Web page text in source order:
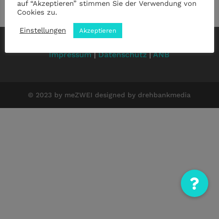
Impressum|Datenschutz|ANB
© 2023 by meZWEI designed by drehbankmedia
auf “Akzeptieren” stimmen Sie der Verwendung von
Cookies zu.
Einstellungen Akzeptieren